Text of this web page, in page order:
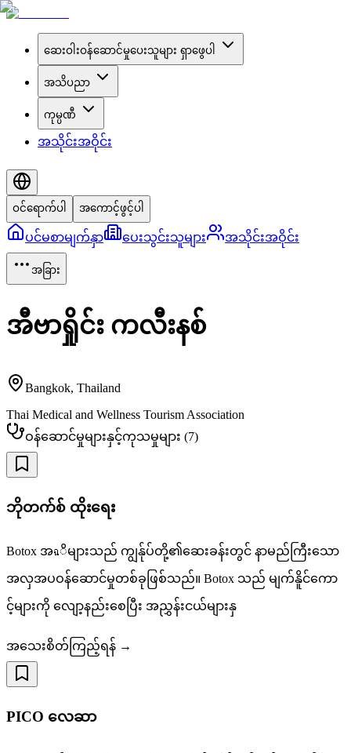
ဆေးဝါးဝန်ဆောင်မှုပေးသူများ ရှာဖွေပါ
အသိပညာ
ကုမ္ပဏီ
အသိုင်းအဝိုင်း
ဝင်ရောက်ပါ အကောင့်ဖွင့်ပါ
ပင်မစာမျက်နှာ ပေးသွင်းသူများ အသိုင်းအဝိုင်း
အခြား
အီဗာရှိုင်း ကလီးနစ်
Bangkok, Thailand
Thai Medical and Wellness Tourism Association
ဝန်ဆောင်မှုများနှင့်ကုသမှုများ (7)
ဘိုတက်စ် ထိုးရေး
Botox အฉိများသည် ကျွန်ုပ်တို့၏ဆေးခန်းတွင် နာမည်ကြီးသော
အလှအပဝန်ဆောင်မှုတစ်ခုဖြစ်သည်။ Botox သည် မျက်နိူင်ကော
င့်များကို လျော့နည်းစေပြီး အညွှန်းငယ်များနှ
အသေးစိတ်ကြည့်ရန် →
PICO လေဆာ